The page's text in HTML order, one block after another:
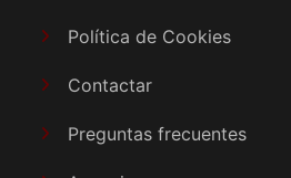
Política de Cookies
Contactar
Preguntas frecuentes